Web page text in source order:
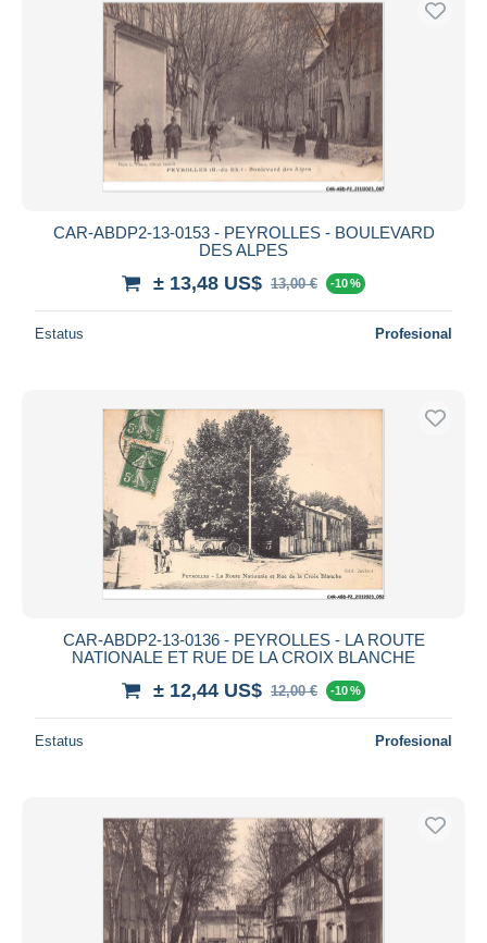
CAR-ABDP2-13-0153 - PEYROLLES - BOULEVARD
DES ALPES
± 13,48 US$ 13,00 € -10 %
Estatus Profesional
CAR-ABDP2-13-0136 - PEYROLLES - LA ROUTE
NATIONALE ET RUE DE LA CROIX BLANCHE
± 12,44 US$ 12,00 € -10 %
Estatus Profesional